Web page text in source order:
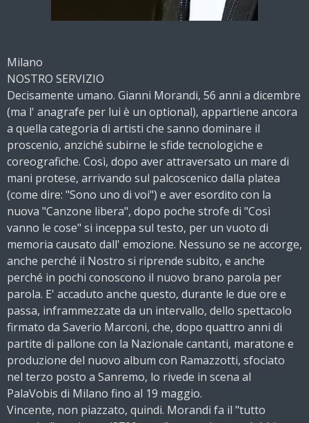
Milano
NOSTRO SERVIZIO
Decisamente umano. Gianni Morandi, 56 anni a dicembre
(ma l' anagrafe per lui è un optional), appartiene ancora
a quella categoria di artisti che sanno dominare il
proscenio, anziché subirne le sfide tecnologiche e
coreografiche. Così, dopo aver attraversato un mare di
mani protese, arrivando sul palcoscenico dalla platea
(come dire: "Sono uno di voi") e aver esordito con la
nuova "Canzone libera", dopo poche strofe di "Così
vanno le cose" si inceppa sul testo, per un vuoto di
memoria causato dall' emozione. Nessuno se ne accorge,
anche perché il Nostro si riprende subito, e anche
perché in pochi conoscono il nuovo brano parola per
parola. E' accaduto anche questo, durante le due ore e
passa, inframmezzate da un intervallo, dello spettacolo
firmato da Saverio Marconi, che, dopo quattro anni di
partite di pallone con la Nazionale cantanti, maratone e
produzione del nuovo album con Ramazzotti, sfociato
nel terzo posto a Sanremo, lo rivede in scena al
PalaVobis di Milano fino al 19 maggio.
Vincente, non piazzato, quindi. Morandi fa il "tutto